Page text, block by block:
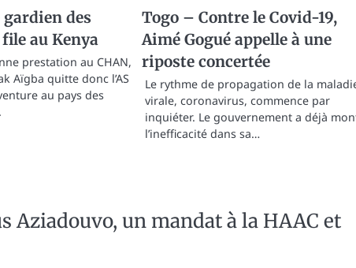
des
file au Kenya
prestation au CHAN,
Aïgba quitte donc l’AS
au pays des
Togo – Contre le Covid-19,
Aimé Gogué appelle à une
riposte concertée
Le rythme de propagation de la
virale, coronavirus, commence par
inquiéter. Le gouvernement a déjà
l’inefficacité dans sa…
Aziadouvo, un mandat à la HAAC et